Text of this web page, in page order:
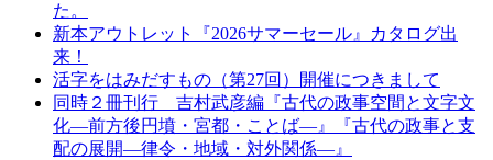
た。
新本アウトレット『2026サマーセール』カタログ出
来！
活字をはみだすもの（第27回）開催につきまして
同時２冊刊行 吉村武彦編『古代の政事空間と文字文
化—前方後円墳・宮都・ことば—』『古代の政事と支
配の展開—律令・地域・対外関係—』